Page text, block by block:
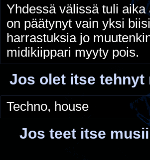
Yhdessä välissä tuli
on päätynyt vain yksi
harrastuksia jo
midikiippari myyty pois.
Jos olet itse
Techno, house
Jos teet itse